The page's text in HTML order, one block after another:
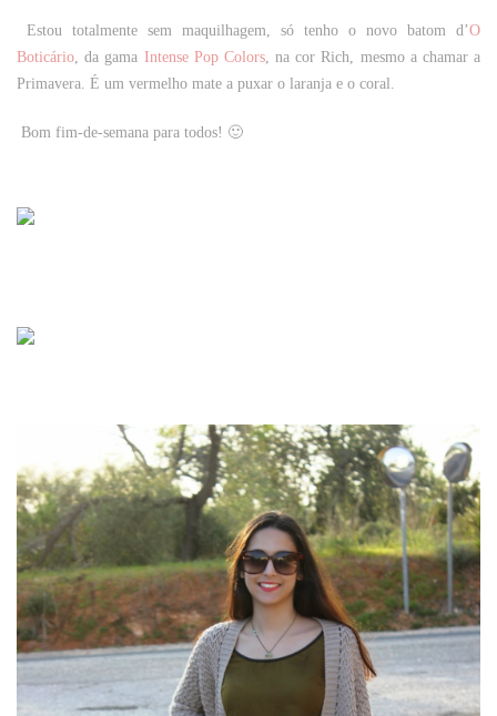
Estou totalmente sem maquilhagem, só tenho o novo batom d’O
Boticário, da gama Intense Pop Colors, na cor Rich, mesmo a chamar a
Primavera. É um vermelho mate a puxar o laranja e o coral.
Bom fim-de-semana para todos! 🙂